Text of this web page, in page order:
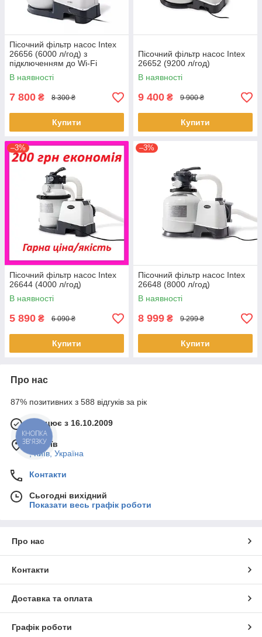
Пісочний фільтр насос Intex
26656 (6000 л/год) з
підключенням до Wi-Fi
В наявності
7 800 ₴ 8 300 ₴
Купити
Пісочний фільтр насос Intex
26652 (9200 л/год)
В наявності
9 400 ₴ 9 900 ₴
Купити
–3%
Пісочний фільтр насос Intex
26644 (4000 л/год)
В наявності
5 890 ₴ 6 090 ₴
Купити
–3%
Пісочний фільтр насос Intex
26648 (8000 л/год)
В наявності
8 999 ₴ 9 299 ₴
Купити
Про нас
87% позитивних з 588 відгуків за рік
Працює з 16.10.2009
м. Київ
, Київ, Україна
Контакти
Сьогодні вихідний
Показати весь графік роботи
Про нас
Контакти
Доставка та оплата
Графік роботи
КНОПКА
ЗВ'ЯЗКУ